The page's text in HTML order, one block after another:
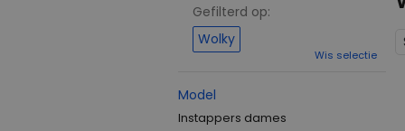
Gefilterd op:
Wolky
Wis selectie
Model
Instappers dames